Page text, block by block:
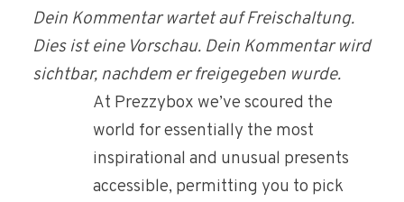
Dein Kommentar wartet auf Freischaltung.
Dies ist eine Vorschau. Dein Kommentar wird
sichtbar, nachdem er freigegeben wurde.
At Prezzybox we’ve scoured the
world for essentially the most
inspirational and unusual presents
accessible, permitting you to pick